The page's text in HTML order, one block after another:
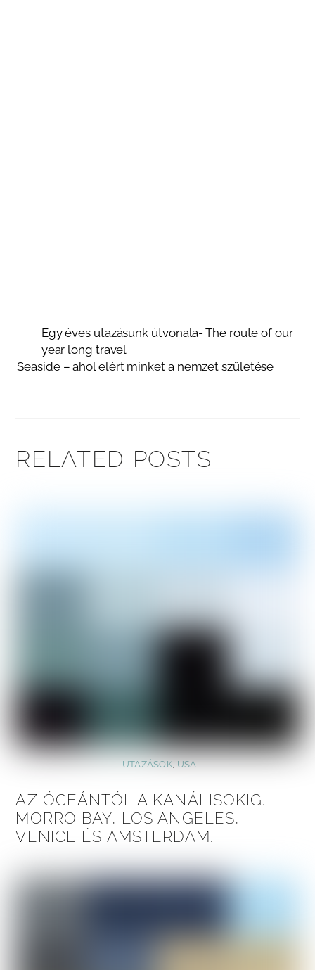
Egy éves utazásunk útvonala- The route of our
year long travel
Seaside – ahol elért minket a nemzet születése
RELATED POSTS
-UTAZÁSOK, USA
AZ ÓCEÁNTÓL A KANÁLISOKIG.
MORRO BAY, LOS ANGELES,
VENICE ÉS AMSTERDAM.